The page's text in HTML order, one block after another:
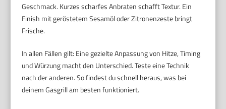
Geschmack. Kurzes scharfes Anbraten schafft Textur. Ein
Finish mit geröstetem Sesamöl oder Zitronenzeste bringt
Frische.
In allen Fällen gilt: Eine gezielte Anpassung von Hitze, Timing
und Würzung macht den Unterschied. Teste eine Technik
nach der anderen. So findest du schnell heraus, was bei
deinem Gasgrill am besten funktioniert.